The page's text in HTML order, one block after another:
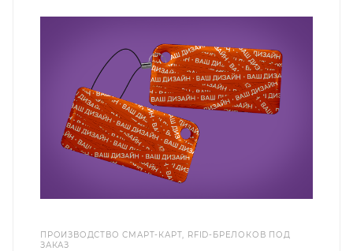
ПРОИЗВОДСТВО СМАРТ-КАРТ, RFID-БРЕЛОКОВ ПОД
ЗАКАЗ